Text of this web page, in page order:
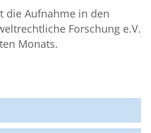
die Aufnahme in den
Forschung e.V.
Monats.